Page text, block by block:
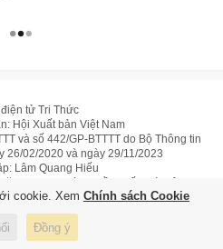
tử Tri Thức
Hội Xuất bản Việt Nam
và số 442/GP-BTTTT do Bộ Thông tin
26/02/2020 và ngày 29/11/2023
Lâm Quang Hiếu
0931.222.666
quyền thuộc Tri Thức
cookie. Xem Chính sách Cookie
Đồng ý